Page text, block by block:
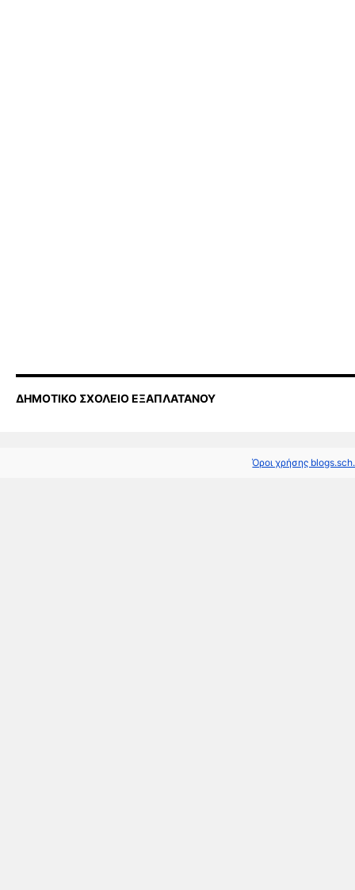
ΔΗΜΟΤΙΚΟ ΣΧΟΛΕΙΟ ΕΞΑΠΛΑΤΑΝΟΥ
Όροι χρήσης